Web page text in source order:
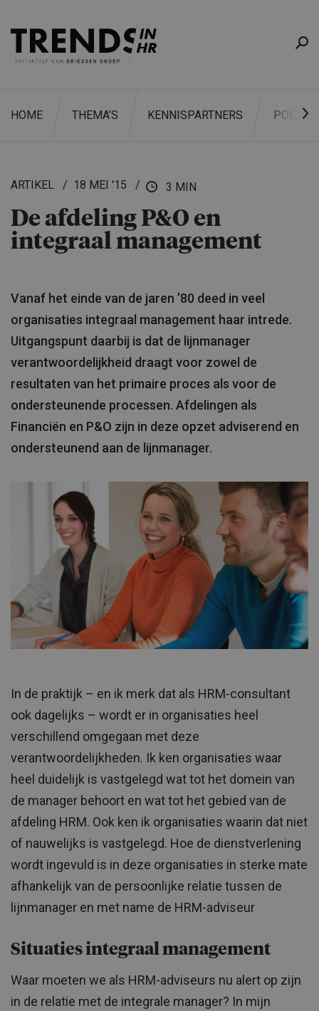
HOME THEMA’S KENNISPARTNERS
ARTIKEL 18 MEI '15 3 MIN
De afdeling P&O en
integraal management
Vanaf het einde van de jaren ’80 deed in veel
organisaties integraal management haar intrede.
Uitgangspunt daarbij is dat de lijnmanager
verantwoordelijkheid draagt voor zowel de
resultaten van het primaire proces als voor de
ondersteunende processen. Afdelingen als
Financiën en P&O zijn in deze opzet adviserend en
ondersteunend aan de lijnmanager.
In de praktijk – en ik merk dat als HRM-consultant
ook dagelijks – wordt er in organisaties heel
verschillend omgegaan met deze
verantwoordelijkheden. Ik ken organisaties waar
heel duidelijk is vastgelegd wat tot het domein van
de manager behoort en wat tot het gebied van de
afdeling HRM. Ook ken ik organisaties waarin dat niet
of nauwelijks is vastgelegd. Hoe de dienstverlening
wordt ingevuld is in deze organisaties in sterke mate
afhankelijk van de persoonlijke relatie tussen de
lijnmanager en met name de HRM-adviseur
Situaties integraal management
Waar moeten we als HRM-adviseurs nu alert op zijn
in de relatie met de integrale manager? In mijn